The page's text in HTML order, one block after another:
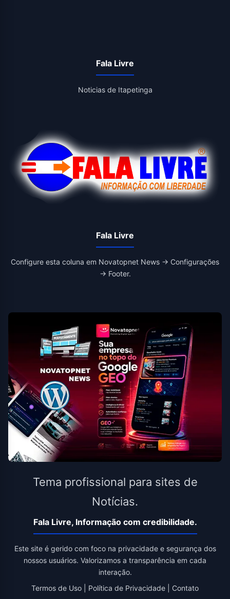
Fala Livre
Noticias de Itapetinga
Fala Livre
Configure esta coluna em Novatopnet News → Configurações
→ Footer.
Tema profissional para sites de
Notícias.
Fala Livre, Informação com credibilidade.
Este site é gerido com foco na privacidade e segurança dos
nossos usuários. Valorizamos a transparência em cada
interação.
Termos de Uso
Política de Privacidade Contato